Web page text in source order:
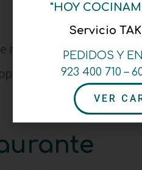
menús y propuestas
y disfruta aquí
"HOY
Servicio
PEDIDOS Y
923 400 710 –
VER